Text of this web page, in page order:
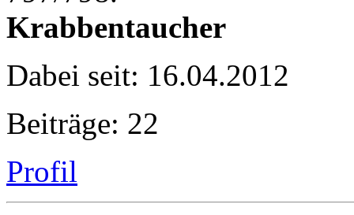
Krabbentaucher
Dabei seit: 16.04.2012
Beiträge: 22
Profil